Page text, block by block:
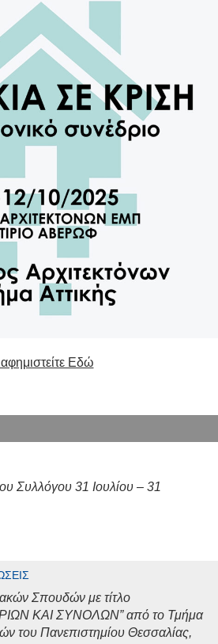
Εδώ
Συλλόγου 31 Ιουλίου – 31
Σπουδών με τίτλο
ΚΑΙ ΣΥΝΟΛΩΝ” από το Τμήμα
του Πανεπιστημίου Θεσσαλίας,